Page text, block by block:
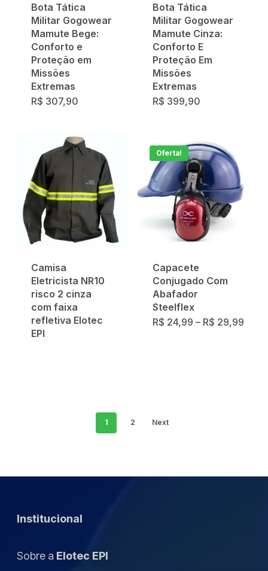
Bota Tática
Militar Gogowear
Mamute Bege:
Conforto e
Proteção em
Missões
Extremas
R$ 307,90
Bota Tática
Militar Gogowear
Mamute Cinza:
Conforto E
Proteção Em
Missões
Extremas
R$ 399,90
Camisa
Eletricista NR10
risco 2 cinza
com faixa
refletiva Elotec
EPI
variantes.
página
Oferta!
Capacete
Conjugado Com
Abafador
Steelflex
R$ 24,99 – R$ 29,99
Este
ser
1 2 Next
Institucional
Sobre a Elotec EPI